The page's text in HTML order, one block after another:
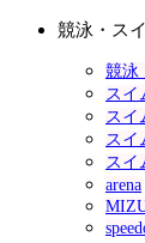
競泳・ス
競泳
スイ
スイ
スイ
スイ
arena